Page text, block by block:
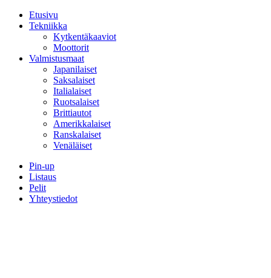
Etusivu
Tekniikka
Kytkentäkaaviot
Moottorit
Valmistusmaat
Japanilaiset
Saksalaiset
Italialaiset
Ruotsalaiset
Brittiautot
Amerikkalaiset
Ranskalaiset
Venäläiset
Pin-up
Listaus
Pelit
Yhteystiedot